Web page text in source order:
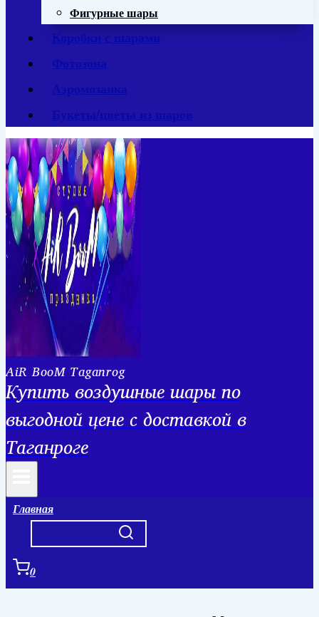
Фигурные шары
Коробки с шарами
Фотозона
Аэромозаика
Букеты/цветы из шаров
AiR BooM Taganrog
Купить воздушные шары по
выгодной цене с доставкой в
Таганроге
Главная
0